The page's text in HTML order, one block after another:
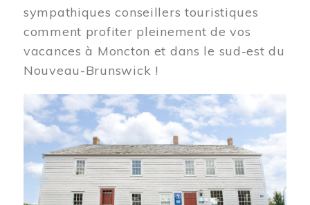
sympathiques conseillers touristiques
comment profiter pleinement de vos
vacances à Moncton et dans le sud-est du
Nouveau-Brunswick !
Image